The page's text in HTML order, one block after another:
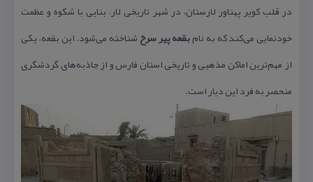
در قلب كویر پهناور لارستان، در شهر تاریخی لار، بنایی با شكوه و عظمت
خودنمایی می‌كند كه به نامبقعه پیر سرخشناخته می‌شود. این بقعه، یكی
از مهم‌ترین اماكن مذهبی و تاریخی استان فارس و از جاذبه‌های گردشگری
منحصر به فرد این دیار است.